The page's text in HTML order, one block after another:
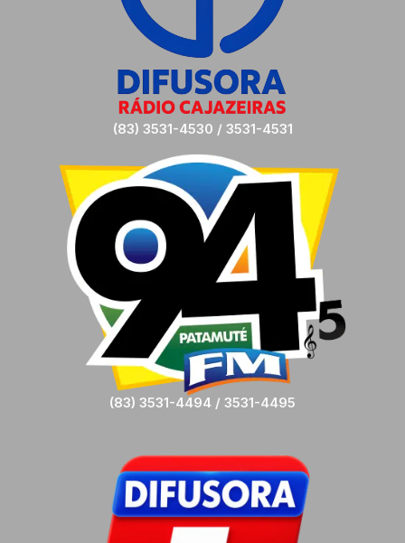
(83) 3531-4530 / 3531-4531
(83) 3531-4494 / 3531-4495